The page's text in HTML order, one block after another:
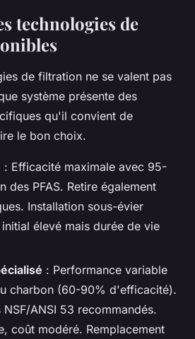
technologies de
de filtration ne se valent pas
système présente des
qu'il convient de
le bon choix.
: Efficacité maximale avec 95-
des PFAS. Retire également
Installation sous-évier
élevé mais durée de vie
: Performance variable
charbon (60-90% d'efficacité).
ANSI 53 recommandés.
coût modéré. Remplacement